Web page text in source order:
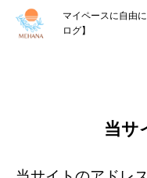
マイペースに自由
ログ】
当サ